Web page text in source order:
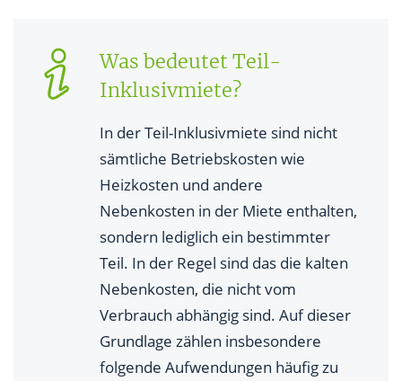
Was bedeutet Teil-
Inklusivmiete?
In der Teil-Inklusivmiete sind nicht
sämtliche Betriebskosten wie
Heizkosten und andere
Nebenkosten in der Miete enthalten,
sondern lediglich ein bestimmter
Teil. In der Regel sind das die kalten
Nebenkosten, die nicht vom
Verbrauch abhängig sind. Auf dieser
Grundlage zählen insbesondere
folgende Aufwendungen häufig zu